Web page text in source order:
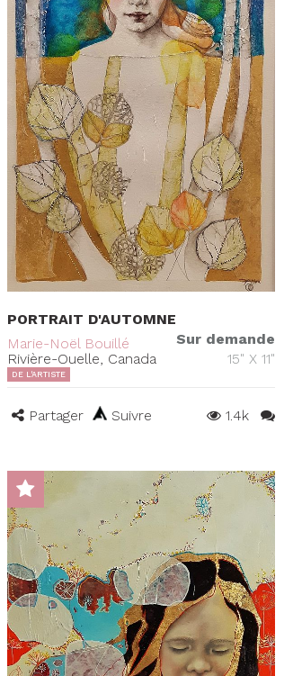
PORTRAIT D'AUTOMNE
Marie-Noël Bouillé
Rivière-Ouelle, Canada
Sur demande
15" X 11"
DE L'ARTISTE
Partager Suivre 1.4k